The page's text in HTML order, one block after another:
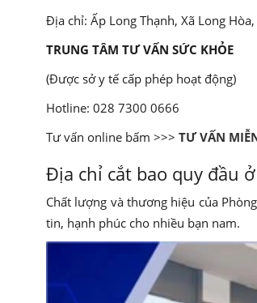
Địa chỉ: Ấp Long Thạnh, Xã Long
TRUNG TÂM TƯ VẤN SỨC KHỎE
(Được sở y tế cấp phép hoạt động)
Hotline: 028 7300 0666
Tư vấn online bấm >>> TƯ VẤN
Địa chỉ cắt bao quy đầu
Chất lượng và thương hiệu của
tin, hạnh phúc cho nhiều bạn nam.